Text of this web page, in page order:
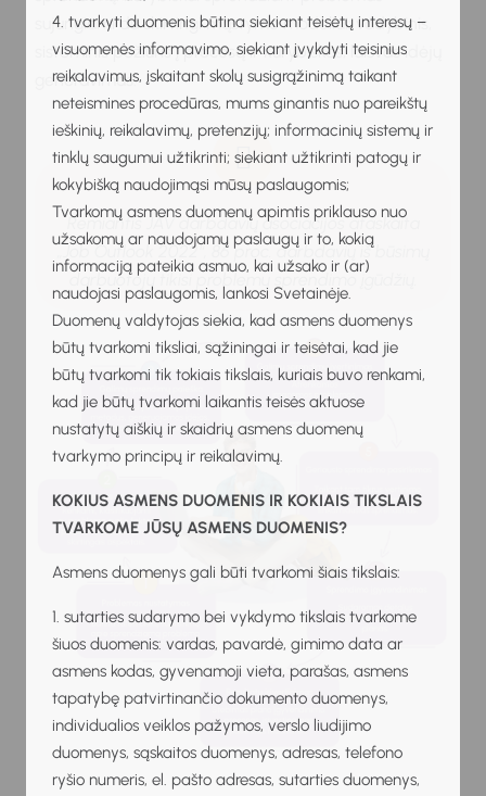
4. tvarkyti duomenis būtina siekiant teisėtų interesų –
visuomenės informavimo, siekiant įvykdyti teisinius
reikalavimus, įskaitant skolų susigrąžinimą taikant
neteismines procedūras, mums ginantis nuo pareikštų
ieškinių, reikalavimų, pretenzijų; informacinių sistemų ir
tinklų saugumui užtikrinti; siekiant užtikrinti patogų ir
kokybišką naudojimąsi mūsų paslaugomis;
Tvarkomų asmens duomenų apimtis priklauso nuo
užsakomų ar naudojamų paslaugų ir to, kokią
informaciją pateikia asmuo, kai užsako ir (ar)
naudojasi paslaugomis, lankosi Svetainėje.
Duomenų valdytojas siekia, kad asmens duomenys
būtų tvarkomi tiksliai, sąžiningai ir teisėtai, kad jie
būtų tvarkomi tik tokiais tikslais, kuriais buvo renkami,
kad jie būtų tvarkomi laikantis teisės aktuose
nustatytų aiškių ir skaidrių asmens duomenų
tvarkymo principų ir reikalavimų.
KOKIUS ASMENS DUOMENIS IR KOKIAIS TIKSLAIS
TVARKOME JŪSŲ ASMENS DUOMENIS?
Asmens duomenys gali būti tvarkomi šiais tikslais:
1. sutarties sudarymo bei vykdymo tikslais tvarkome
šiuos duomenis: vardas, pavardė, gimimo data ar
asmens kodas, gyvenamoji vieta, parašas, asmens
tapatybę patvirtinančio dokumento duomenys,
individualios veiklos pažymos, verslo liudijimo
duomenys, sąskaitos duomenys, adresas, telefono
ryšio numeris, el. pašto adresas, sutarties duomenys,
sujungiami du skirtingi mąstymo modeliai: vadybinis,
sisteminis požiūris į procesą ir kūrybiškas, laisvas idėjų
generavimas.
Remiantis JAV darbdavių asociacijos ataskaita
„Job Outlook 2022“, 86 proc. darbdavių iš būsimų
darbuotojų tikisi problemų sprendimo įgūdžių.